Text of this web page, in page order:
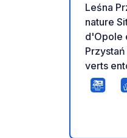
Leśna
nature Situé à seulement 45 minutes
d'Opole
verts
le repos
-